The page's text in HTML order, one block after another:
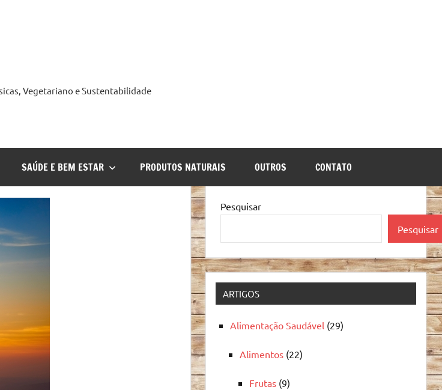
Vegetariano e Sustentabilidade
SAÚDE E BEM ESTAR PRODUTOS NATURAIS OUTROS CONTATO
Pesquisar
Pesquisar
ARTIGOS
Alimentação Saudável (29)
Alimentos (22)
Frutas (9)